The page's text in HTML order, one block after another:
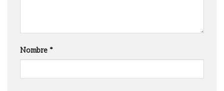
Nombre *